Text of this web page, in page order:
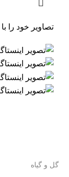
تصاویر خود را با
گل و گیاه